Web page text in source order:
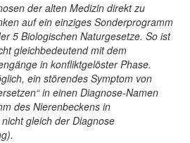
der alten Medizin direkt zu
auf ein einziges Sonderprogramm
5 Biologischen Naturgesetze. So ist
gleichbedeutend mit dem
in konfliktgelöster Phase.
ein störendes Symptom von
in einen Diagnose-Namen
des Nierenbeckens in
gleich der Diagnose